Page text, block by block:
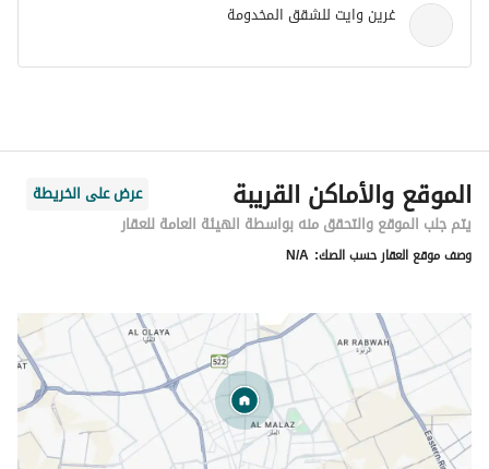
غرين وايت للشقق المخدومة
الموقع والأماكن القريبة
عرض على الخريطة
يتم جلب الموقع والتحقق منه بواسطة الهيئة العامة للعقار
وصف موقع العقار حسب الصك: N/A